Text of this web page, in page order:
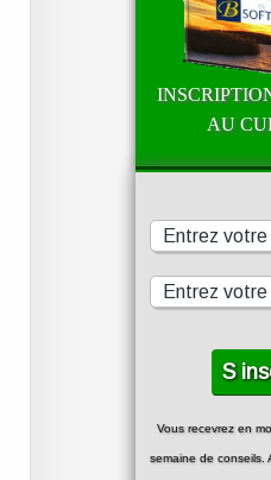
AU
Vous recevrez en
semaine de conseils.